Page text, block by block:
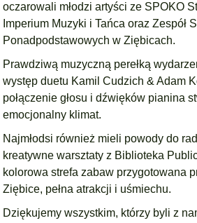
oczarowali młodzi artyści ze SPOKO
Imperium Muzyki i Tańca oraz Zespół
Ponadpodstawowych w Ziębicach.
Prawdziwą muzyczną perełką
występ duetu Kamil Cudzich & Adam
połączenie głosu i dźwięków pianina
emocjonalny klimat.
Najmłodsi również mieli powody do
kreatywne warsztaty z Biblioteka
kolorowa strefa zabaw przygotowana
Ziębice, pełna atrakcji i uśmiechu.
Dziękujemy wszystkim, którzy byli z